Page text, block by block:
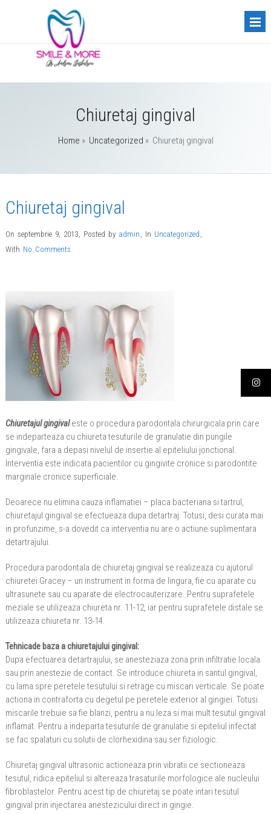
Chiuretaj gingival
Home » Uncategorized » Chiuretaj gingival
Chiuretaj gingival
On septembrie 9, 2013, Posted by admin , In Uncategorized ,
With No Comments
Chiuretajul gingivaleste o procedura parodontala chirurgicala prin care
se indeparteaza cu chiureta tesuturile de granulatie din pungile
gingivale, fara a depasi nivelul de insertie al epiteliului jonctional.
Interventia este indicata pacientilor cu gingivite cronice si parodontite
marginale cronice superficiale.
Deoarece nu elimina cauza inflamatiei – placa bacteriana si tartrul,
chiuretajul gingival se efectueaza dupa detartraj. Totusi, desi curata mai
in profunzime, s-a dovedit ca interventia nu are o actiune suplimentara
detartrajului.
Procedura parodontala de chiuretaj gingival se realizeaza cu ajutorul
chiuretei Gracey – un instrument in forma de lingura, fie cu aparate cu
ultrasunete sau cu aparate de electrocauterizare. Pentru suprafetele
meziale se utilizeaza chiureta nr. 11-12, iar pentru suprafetele distale se
utilizeaza chiureta nr. 13-14.
Tehnicade baza a chiuretajului gingival:
Dupa efectuarea detartrajului, se anesteziaza zona prin infiltratie locala
sau prin anestezie de contact. Se introduce chiureta in santul gingival,
cu lama spre peretele tesutului si retrage cu miscari verticale. Se poate
actiona in contraforta cu degetul pe peretele exterior al gingiei. Totusi
miscarile trebuie sa fie blanzi, pentru a nu leza si mai mult tesutul gingival
inflamat. Pentru a indeparta tesuturile de granulatie si epiteliul infectat
se fac spalaturi cu solutii de clorhexidina sau ser fiziologic.
Chiuretaj gingival ultrasonic actioneaza prin vibratii ce sectioneaza
tesutul, ridica epiteliul si altereaza trasaturile morfologice ale nucleului
fibroblastelor. Pentru acest tip de chiuretaj se poate intari tesutul
gingival prin injectarea anestezicului direct in gingie.